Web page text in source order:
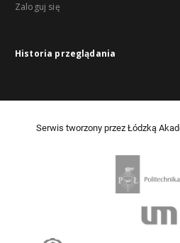
Zaloguj się
Historia przeglądania
Serwis tworzony przez Łódzką